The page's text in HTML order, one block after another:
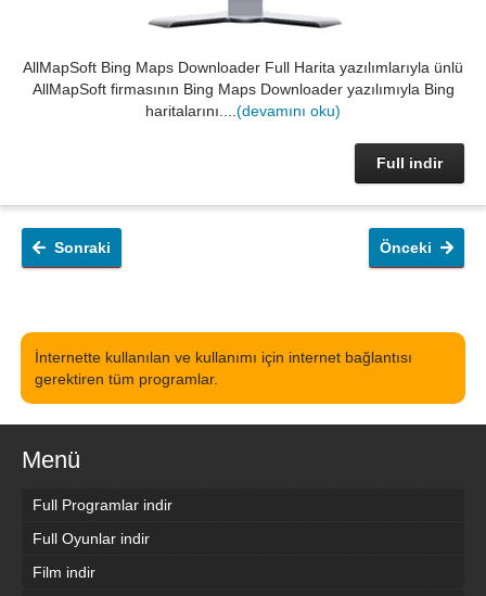
AllMapSoft Bing Maps Downloader Full Harita yazılımlarıyla ünlü
AllMapSoft firmasının Bing Maps Downloader yazılımıyla Bing
haritalarını.... (devamını oku)
Full indir
Önceki
Sonraki
İnternette kullanılan ve kullanımı için internet bağlantısı
gerektiren tüm programlar.
Menü
Full Programlar indir
Full Oyunlar indir
Film indir